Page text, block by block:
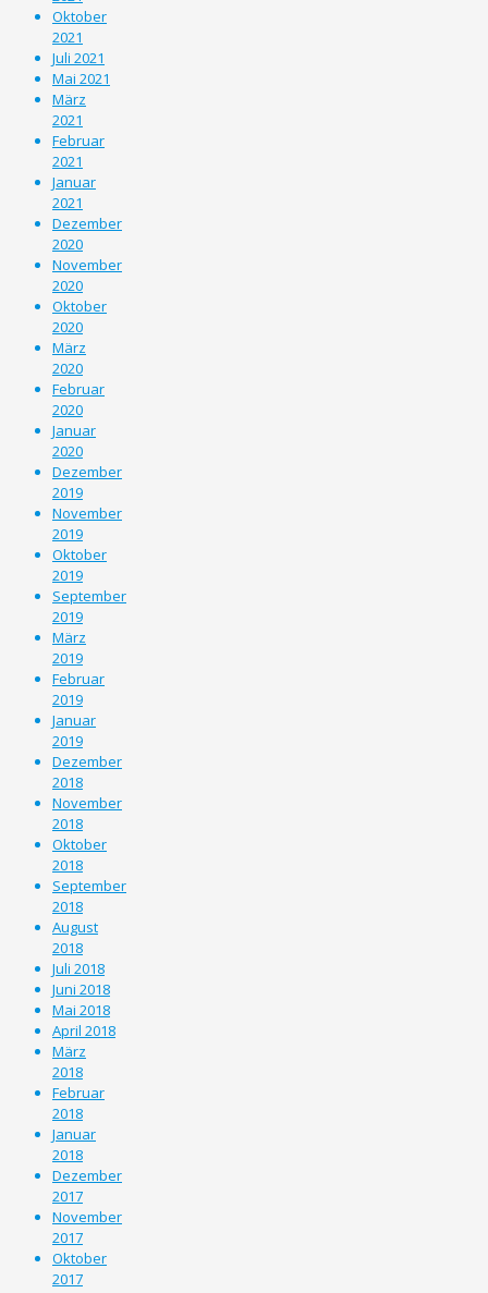
Oktober
2021
Juli 2021
Mai 2021
März
2021
Februar
2021
Januar
2021
Dezember
2020
November
2020
Oktober
2020
März
2020
Februar
2020
Januar
2020
Dezember
2019
November
2019
Oktober
2019
September
2019
März
2019
Februar
2019
Januar
2019
Dezember
2018
November
2018
Oktober
2018
September
2018
August
2018
Juli 2018
Juni 2018
Mai 2018
April 2018
März
2018
Februar
2018
Januar
2018
Dezember
2017
November
2017
Oktober
2017